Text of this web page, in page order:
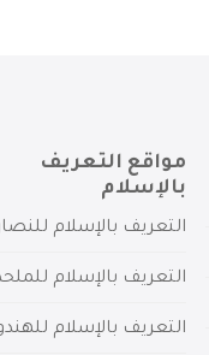
مواقع التعريف
بالإسلام
التعريف بالإسلام
التعريف بالإسلام
التعريف بالإسلام